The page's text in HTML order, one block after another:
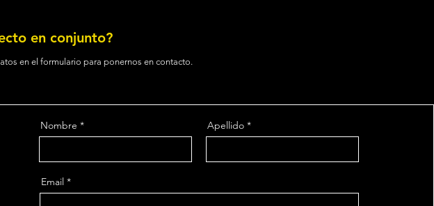
en conjunto?
en el formulario para ponernos en contacto.
Nombre Apellido
Email